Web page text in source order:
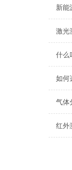
新能
激光
什么
红外